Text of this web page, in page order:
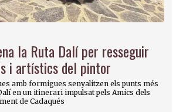
la Ruta Dalí per resseguir
i artístics del pintor
amb formigues senyalitzen els punts més
en un itinerari impulsat pels Amics dels
de Cadaqués